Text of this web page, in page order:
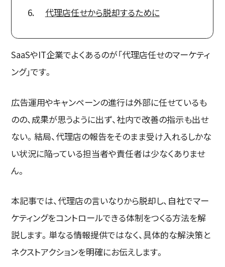
代理店任せから脱却するために
SaaSやIT企業でよくあるのが「代理店任せのマーケティ
ング」です。
広告運用やキャンペーンの進行は外部に任せているも
のの、成果が思うように出ず、社内で改善の指示も出せ
ない。結局、代理店の報告をそのまま受け入れるしかな
い状況に陥っている担当者や責任者は少なくありませ
ん。
本記事では、代理店の言いなりから脱却し、自社でマー
ケティングをコントロールできる体制をつくる方法を解
説します。単なる情報提供ではなく、具体的な解決策と
ネクストアクションを明確にお伝えします。